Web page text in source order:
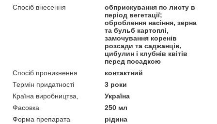
Спосіб внесення
обприскування по листу в
період вегетації;
оброблення насіння, зерна
та бульб картоплі,
замочування коренів
розсади та саджанців,
цибулин і клубнів квітів
перед посадкою
Спосіб проникнення
контактний
Термін придатності
3 роки
Країна виробництва,
Україна
Фасовка
250 мл
Форма препарата
рідина